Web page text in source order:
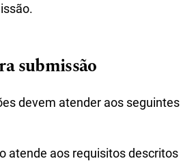
submissão
devem atender aos seguintes
atende aos requisitos descritos